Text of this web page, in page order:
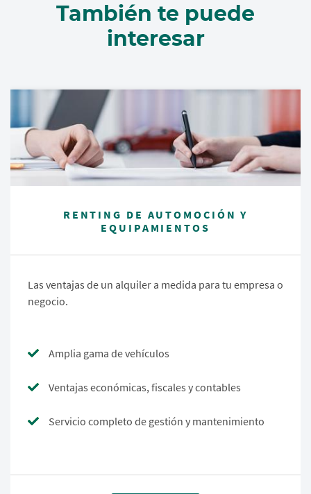
También te puede
interesar
RENTING DE AUTOMOCIÓN Y
EQUIPAMIENTOS
Las ventajas de un alquiler a medida para tu empresa o
negocio.
Amplia gama de vehículos
Ventajas económicas, fiscales y contables
Servicio completo de gestión y mantenimiento